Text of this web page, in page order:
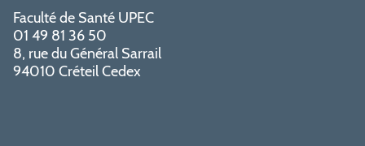
Faculté de Santé UPEC
01 49 81 36 50
8, rue du Général Sarrail
94010 Créteil Cedex